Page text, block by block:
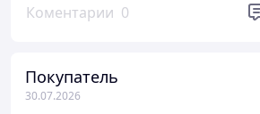
Коментарии 0
Покупатель
30.07.2026